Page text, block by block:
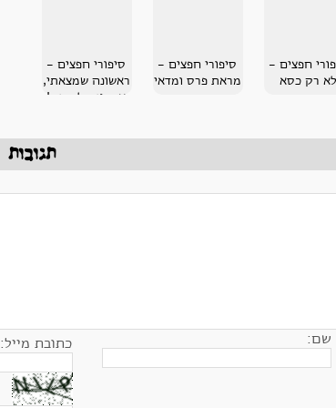
חפצים -
לא רק כסא
סיפורי חפצים -
מראת פרס ומדאי
סיפורי חפצים -
ראשונה שמצאתי,
אחרונה להכנס!
תגובות
שם: כתובת מייל: